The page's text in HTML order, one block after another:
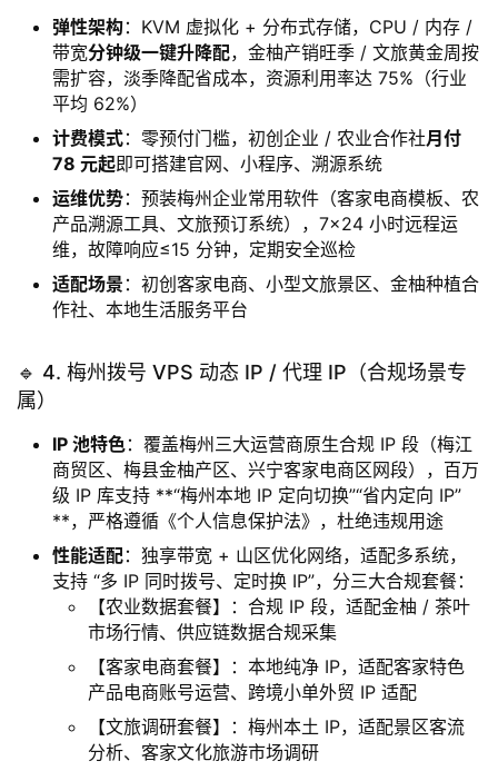
弹性架构：KVM 虚拟化 + 分布式存储，CPU / 内存 /
带宽分钟级一键升降配，金柚产销旺季 / 文旅黄金周按
需扩容，淡季降配省成本，资源利用率达 75%（行业
平均 62%）
计费模式：零预付门槛，初创企业 / 农业合作社月付
78 元起即可搭建官网、小程序、溯源系统
运维优势：预装梅州企业常用软件（客家电商模板、农
产品溯源工具、文旅预订系统），7×24 小时远程运
维，故障响应≤15 分钟，定期安全巡检
适配场景 ：初创客家电商、小型文旅景区、金柚种植合
作社、本地生活服务平台
🔹 4. 梅州拨号 VPS 动态 IP / 代理 IP（合规场景专
属）
IP 池特色：覆盖梅州三大运营商原生合规 IP 段（梅江
商贸区、梅县金柚产区、兴宁客家电商区网段），百万
级 IP 库支持 **“梅州本地 IP 定向切换”“省内定向 IP”
**，严格遵循《个人信息保护法》，杜绝违规用途
性能适配：独享带宽 + 山区优化网络，适配多系统，
支持 “多 IP 同时拨号、定时换 IP”，分三大合规套餐：
【农业数据套餐】：合规 IP 段，适配金柚 / 茶叶
市场行情、供应链数据合规采集
【客家电商套餐】：本地纯净 IP，适配客家特色
产品电商账号运营、跨境小单外贸 IP 适配
【文旅调研套餐】：梅州本土 IP，适配景区客流
分析、客家文化旅游市场调研